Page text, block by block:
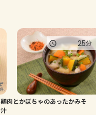
鶏肉とかぼちゃのあったかみそ
汁
25分